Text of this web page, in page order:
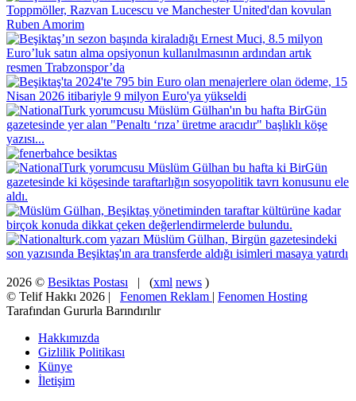
2026 © Besiktas Postası | (xml news )
© Telif Hakkı 2026 | Fenomen Reklam | Fenomen Hosting
Tarafından Gururla Barındırılır
Hakkımızda
Gizlilik Politikası
Künye
İletişim